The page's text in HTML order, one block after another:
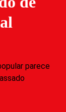
parece